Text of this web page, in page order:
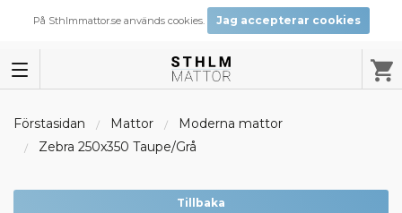
På Sthlmmattor.se används cookies. Jag accepterar cookies
Förstasidan Mattor
Moderna mattor
Zebra 250x350 Taupe/Grå
Tillbaka